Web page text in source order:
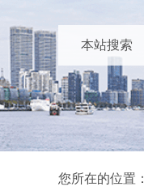
本站搜索
您所在的位置：